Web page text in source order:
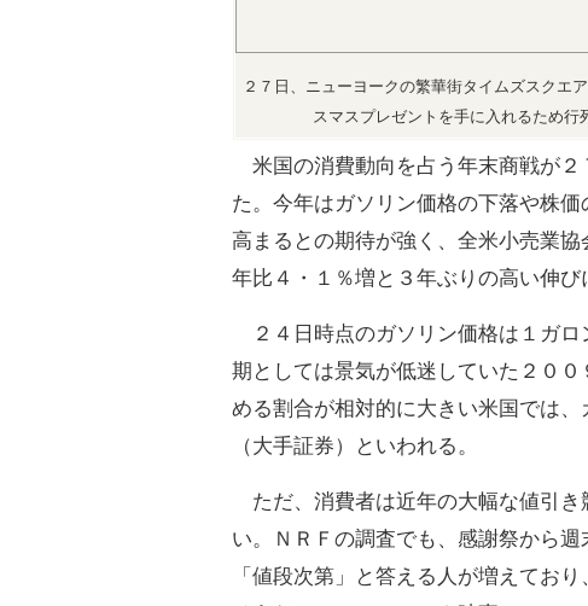
２７日、ニューヨークの繁華街タイムズスクエ
スマスプレゼントを手に入れるため行
米国の消費動向を占う年末商戦が２
た。今年はガソリン価格の下落や株
高まるとの期待が強く、全米小売業
年比４・１％増と３年ぶりの高い伸び
２４日時点のガソリン価格は１ガロ
期としては景気が低迷していた２０
める割合が相対的に大きい米国では、
（大手証券）といわれる。
ただ、消費者は近年の大幅な値引き
い。ＮＲＦの調査でも、感謝祭から
「値段次第」と答える人が増えてお